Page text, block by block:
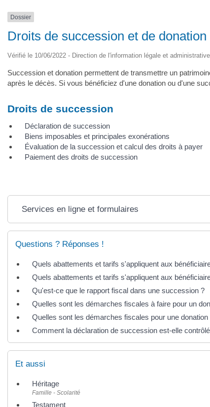
Dossier
Droits de succession et de donation
Vérifié le 10/06/2022 - Direction de l'information légale et
Succession et donation permettent de transmettre un
après le décès. Si vous bénéficiez d'une donation ou d'une
Droits de succession
Déclaration de succession
Biens imposables et principales exonérations
Évaluation de la succession et calcul des droits à payer
Paiement des droits de succession
Services en ligne et formulaires
Questions ? Réponses !
Quels abattements et tarifs s'appliquent aux
Quels abattements et tarifs s'appliquent aux
Qu'est-ce que le rapport fiscal dans une succession ?
Quelles sont les démarches fiscales à faire pour un
Quelles sont les démarches fiscales pour une
Comment la déclaration de succession est-elle
Et aussi
Héritage
Famille - Scolarité
Testament